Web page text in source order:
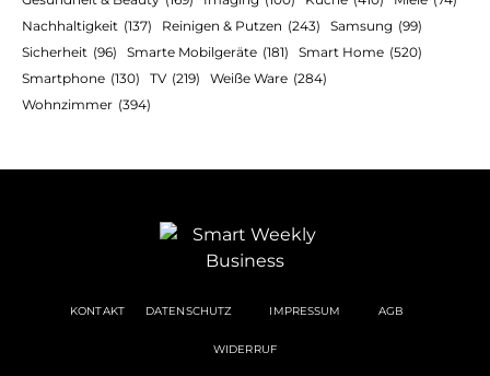
Nachhaltigkeit (137) Reinigen & Putzen (243) Samsung (99)
Sicherheit (96) Smarte Mobilgeräte (181) Smart Home (520)
Smartphone (130) TV (219) Weiße Ware (284)
Wohnzimmer (394)
KONTAKT DATENSCHUTZ IMPRESSUM AGB
WIDERRUF